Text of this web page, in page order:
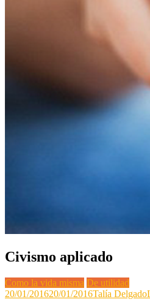
Civismo aplicado
Como la vida misma De utilidad
20/01/201620/01/2016Talía Delgado